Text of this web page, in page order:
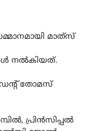
മാത്‍സ്
നൽകിയത്.
തോമസ്
പ്രിൻസിപ്പൽ